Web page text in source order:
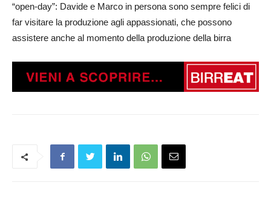
“open-day”: Davide e Marco in persona sono sempre felici di
far visitare la produzione agli appassionati, che possono
assistere anche al momento della produzione della birra